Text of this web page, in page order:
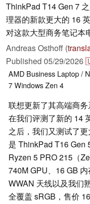
ThinkPad T14 Gen 7
理器的新款更大的 16
对这款大型商务笔记本
Andreas Osthoff (
Published 05/29/2026
AMD Business Laptop /
7WindowsZen 4
联想更新了其高端商
在我们评测了新的 14
之后，我们又测试了
是 ThinkPad T16 Gen
Ryzen 5 PRO 215（
740M GPU、16 GB 内
WWAN 天线以及我们
全覆盖 sRGB，售价